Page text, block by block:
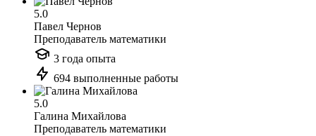
5.0
Павел Чернов
Преподаватель математики
3 года опыта
694 выполненные работы
5.0
Галина Михайлова
Преподаватель математики